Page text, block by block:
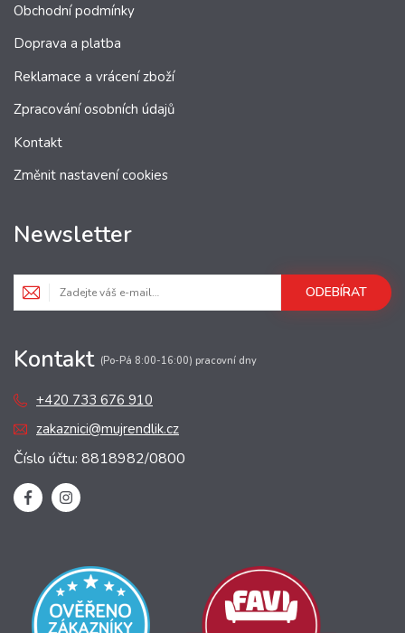
Obchodní podmínky
Doprava a platba
Reklamace a vrácení zboží
Zpracování osobních údajů
Kontakt
Změnit nastavení cookies
Newsletter
ODEBÍRAT
Kontakt (Po-Pá 8:00-16:00) pracovní dny
+420 733 676 910
zakaznici@mujrendlik.cz
Číslo účtu: 8818982/0800